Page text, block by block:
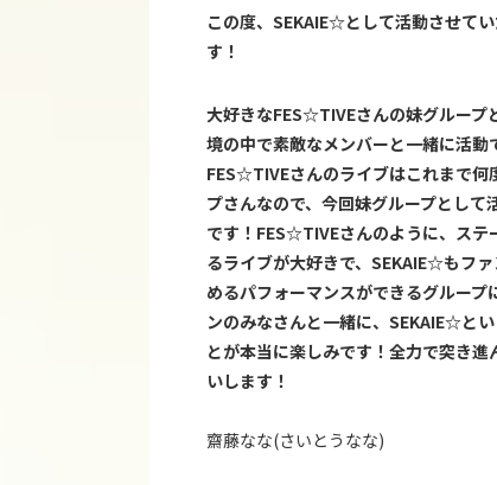
この度、 SEKAIE☆として活動させて
す！
大好きなFES☆TIVEさんの妹グループ
境の中で素敵なメンバーと一緒に活動
FES☆TIVEさんのライブはこれまで
プさんなので、今回妹グループとし
です！ FES☆TIVEさんのように、ステ
るライブが大好きで、 SEKAIE☆もファ
めるパフォーマンスができるグルー
ンのみなさんと一緒に、 SEKAIE☆とい
とが本当に楽しみです！全力で突き
いします！
齋藤なな(さいとうなな)